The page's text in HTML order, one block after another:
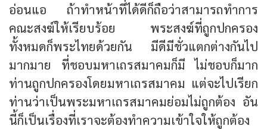
อ่อนแอ ถ้าทำหน้าที่ได้ดีก็ถือว่าสามารถทำการ
คณะสงฆ์ให้เรียบร้อย พระสงฆ์ที่ถูกปกครอง
ทั้งหมดก็พระไทยด้วยกัน มีดีมีชั่วแตกต่างกันไป
มากมาย ที่ชอบมหาเถรสมาคมก็มี ไม่ชอบก็มาก
ท่านถูกปกครองโดยมหาเถรสมาคม แต่จะไปเรียก
ท่านว่าเป็นพระมหาเถรสมาคมย่อมไม่ถูกต้อง อัน
นี้ก็เป็นเรื่องที่เราจะต้องทำความเข้าใจให้ถูกต้อง